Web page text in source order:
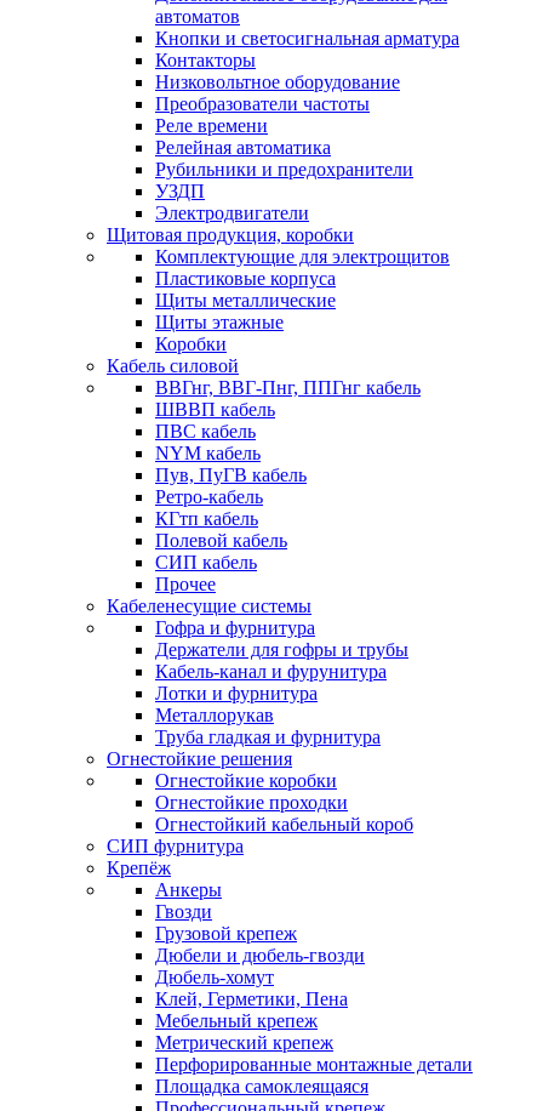
автоматов
Кнопки и светосигнальная арматура
Контакторы
Низковольтное оборудование
Преобразователи частоты
Реле времени
Релейная автоматика
Рубильники и предохранители
УЗДП
Электродвигатели
Щитовая продукция, коробки
Комплектующие для электрощитов
Пластиковые корпуса
Щиты металлические
Щиты этажные
Коробки
Кабель силовой
ВВГнг, ВВГ-Пнг, ППГнг кабель
ШВВП кабель
ПВС кабель
NYM кабель
Пув, ПуГВ кабель
Ретро-кабель
КГтп кабель
Полевой кабель
СИП кабель
Прочее
Кабеленесущие системы
Гофра и фурнитура
Держатели для гофры и трубы
Кабель-канал и фурунитура
Лотки и фурнитура
Металлорукав
Труба гладкая и фурнитура
Огнестойкие решения
Огнестойкие коробки
Огнестойкие проходки
Огнестойкий кабельный короб
СИП фурнитура
Крепёж
Анкеры
Гвозди
Грузовой крепеж
Дюбели и дюбель-гвозди
Дюбель-хомут
Клей, Герметики, Пена
Мебельный крепеж
Метрический крепеж
Перфорированные монтажные детали
Площадка самоклеящаяся